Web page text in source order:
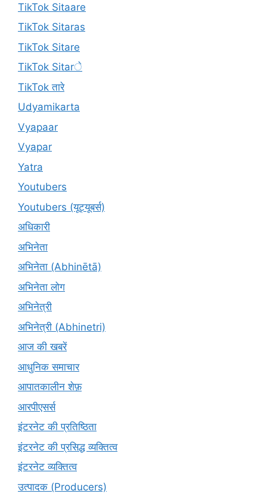
TikTok Sitaare
TikTok Sitaras
TikTok Sitare
TikTok Sitarे
TikTok तारे
Udyamikarta
Vyapaar
Vyapar
Yatra
Youtubers
Youtubers (यूट्यूबर्स)
अधिकारी
अभिनेता
अभिनेता (Abhinētā)
अभिनेता लोग
अभिनेत्री
अभिनेत्री (Abhinetri)
आज की खबरें
आधुनिक समाचार
आपातकालीन शेफ़
आरपीएसर्स
इंटरनेट की प्रतिष्ठिता
इंटरनेट की प्रसिद्ध व्यक्तित्व
इंटरनेट व्यक्तित्व
उत्पादक (Producers)